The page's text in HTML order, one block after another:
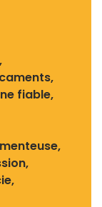
fiable